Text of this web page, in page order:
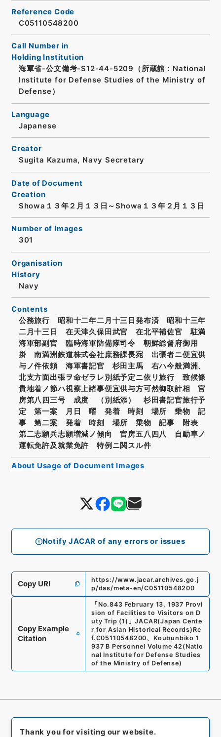
Notify JACAR of any errors or issues
Reference Code
C05110548200
Call Number in
Holding Institution
海軍省-公文備考-S12-44-5209（所蔵館：National
Institute for Defense Studies of the Ministry of
Defense）
Language
Japanese
Creator
Sugita Kazuma, Navy Secretary
Date of Document
Creation
Showa１３年２月１３日～Showa１３年２月１３日
Number of Images
301
Organisation
History
Navy
Contents
公務旅行 昭和十二年二月十三日発布済 昭和十三年
二月十三日 在天津久保田武官 在北平補佐官 駐満
海軍部副官 臨時海軍防備隊司令 朝鮮総督府御用
掛 南満洲鉄道株式会社庶務課長宛 出張者ニ便宜供
与ノ件依頼 海軍書記官 杉田主馬 右ハ今般満洲、
北支方面出張ヲ命ゼラレ別紙予定ニ依リ旅行 致候條
貴地着ノ節ハ視察上諸事便宜供与方可然御取計相 官
房第八四三号 成度 （別紙添） 杉田書記官旅行予
定 第一案 月日 曜 発着 時刻 場所 乗物 記
事 第二案 発着 時刻 場所 乗物 記事 附表
第二志願兵志願増減ノ傾向 官房五八四八 自動車ノ
運転免許及就業免許 特例ニ関スル件
Copy URI
https://www.jacar.archives.go.j
p/das/meta-en/C05110548200
Copy Example
Citation
「 No.843 February 13, 1937 Provi
sion of Facilities to Visitors on D
uty Trip (1) 」JACAR(Japan Cente
r for Asian Historical Records) Re
f.C05110548200、 Koubunbiko 1
937 B Personnel Volume 42 (Natio
nal Institute for Defense Studies
of the Ministry of Defense)
About Usage of Document Images
Thank you for visiting our website.